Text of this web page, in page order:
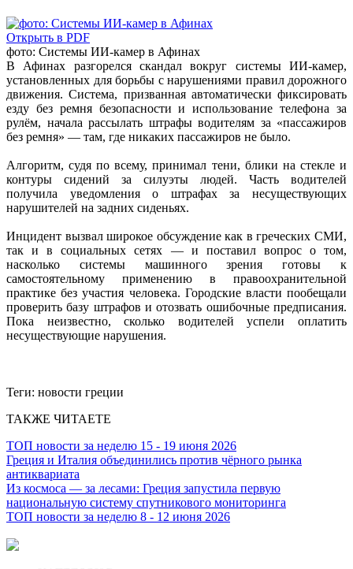
Открыть в PDF
фото: Системы ИИ-камер в Афинах
В Афинах разгорелся скандал вокруг системы ИИ-камер,
установленных для борьбы с нарушениями правил дорожного
движения. Система, призванная автоматически фиксировать
езду без ремня безопасности и использование телефона за
рулём, начала рассылать штрафы водителям за «пассажиров
без ремня» — там, где никаких пассажиров не было.
Алгоритм, судя по всему, принимал тени, блики на стекле и
контуры сидений за силуэты людей. Часть водителей
получила уведомления о штрафах за несуществующих
нарушителей на задних сиденьях.
Инцидент вызвал широкое обсуждение как в греческих СМИ,
так и в социальных сетях — и поставил вопрос о том,
насколько системы машинного зрения готовы к
самостоятельному применению в правоохранительной
практике без участия человека. Городские власти пообещали
проверить базу штрафов и отозвать ошибочные предписания.
Пока неизвестно, сколько водителей успели оплатить
несуществующие нарушения.
Теги: новости греции
ТАКЖЕ ЧИТАЕТЕ
ТОП новости за неделю 15 - 19 июня 2026
Греция и Италия объединились против чёрного рынка
антиквариата
Из космоса — за лесами: Греция запустила первую
национальную систему спутникового мониторинга
ТОП новости за неделю 8 - 12 июня 2026